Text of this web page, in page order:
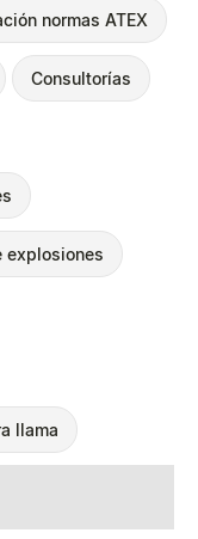
normas ATEX
Consultorías
explosiones
llama